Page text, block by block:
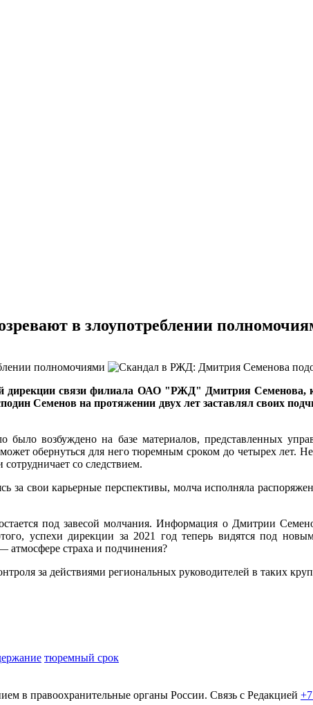
в злоупотреблении
дирекции связи филиала ОАО "РЖД" Дмитрия Семенова,
Семенов на протяжении двух лет заставлял своих
было возбуждено на базе материалов, представленных
обернуться для него тюремным сроком до четырех лет.
со следствием.
за свои карьерные перспективы, молча исполняла
под завесой молчания. Информация о Дмитрии
успехи дирекции за 2021 год теперь видятся под
атмосфере страха и подчинения?
за действиями региональных руководителей в таких
тюремный срок
в правоохранительные органы России. Связь с Редакцией